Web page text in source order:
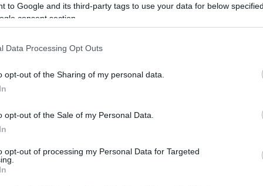
to Google and its third-party tags to use your data for below
consent section.
Data Processing Opt Outs
opt-out of the Sharing of my personal data.
opt-out of the Sale of my Personal Data.
opt-out of processing my Personal Data for Targeted